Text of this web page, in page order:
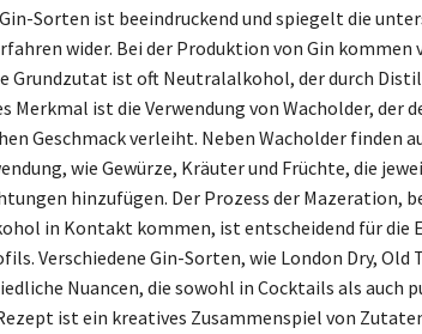
Sorten ist beeindruckend und spiegelt die
wider. Bei der Produktion von Gin kommen
Grundzutat ist oft Neutralalkohol, der durch
Merkmal ist die Verwendung von Wacholder, der
Geschmack verleiht. Neben Wacholder finden
wie Gewürze, Kräuter und Früchte, die
hinzufügen. Der Prozess der Mazeration,
in Kontakt kommen, ist entscheidend für die
Verschiedene Gin-Sorten, wie London Dry, Old
Nuancen, die sowohl in Cocktails als auch
ist ein kreatives Zusammenspiel von